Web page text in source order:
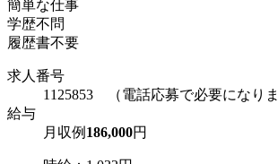
簡単な仕事
学歴不問
履歴書不要
求人番号
1125853 （電話応募で必要になりま
給与
月収例 186,000円